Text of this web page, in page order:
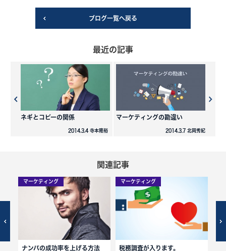
ブログ一覧へ戻る
最近の記事
ネギとコピーの関係
2014.3.4 寺本隆裕
マーケティングの勘違い
2014.3.7 北岡秀紀
関連記事
マーケティング
ナンパの成功率を上げる方法
マーケティング
税務調査が入ります。